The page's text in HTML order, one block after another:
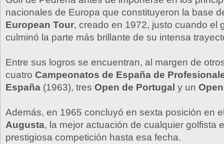
nacionales de Europa que constituyeron la base
European Tour, creado en 1972, justo cuando el
culminó la parte más brillante de su intensa
Entre sus logros se encuentran, al margen de
cuatro Campeonatos de España de
España (1963), tres Open de Portugal y un
Además, en 1965 concluyó en sexta posición en
Augusta, la mejor actuación de cualquier golfista
prestigiosa competición hasta esa fecha.